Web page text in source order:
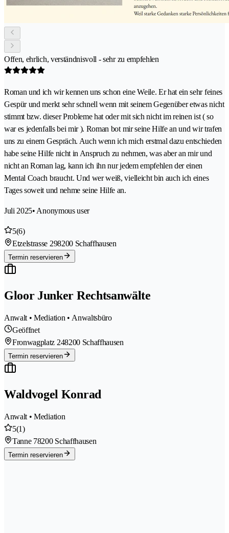
Offen, ehrlich, verständnisvoll - sehr zu empfehlen
Roman und ich wir kennen uns schon eine Weile. Er hat ein sehr feines
Gespür und merkt sehr schnell wenn mit seinem Gegenüber etwas nicht
stimmt bzw. dieser Probleme hat oder mit sich nicht im reinen ist ( so
war es jedenfalls bei mir ). Roman bot mir seine Hilfe an und wir trafen
uns zu einem Gespräch. Auch wenn ich mich erstmal dazu entschieden
habe seine Hilfe nicht in Anspruch zu nehmen, was aber an mir und
nicht an Roman lag, kann ich ihn nur jedem empfehlen der einen
Mental Coach braucht. Und wer weiß, vielleicht bin auch ich eines
Tages soweit und nehme seine Hilfe an.
Juli 2025• Anonymous user
5(6)
Etzelstrasse 298200 Schaffhausen
Termin reservieren
Gloor Junker Rechtsanwälte
Anwalt • Mediation • Anwaltsbüro
Geöffnet
Fronwagplatz 248200 Schaffhausen
Termin reservieren
Waldvogel Konrad
Anwalt • Mediation
5(1)
Tanne 78200 Schaffhausen
Termin reservieren